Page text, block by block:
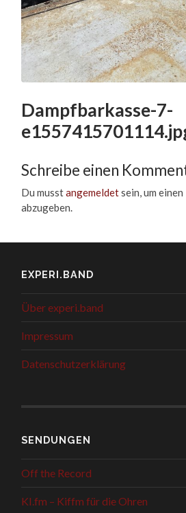
Dampfbarkasse-7-
Schreibe einen
Du musstangemeldetsein, um
abzugeben.
EXPERI.BAND
Über experi.band
Impressum
Datenschutzerklärung
SENDUNGEN
Off the Record
KI.fm – Kiffm für die Ohren